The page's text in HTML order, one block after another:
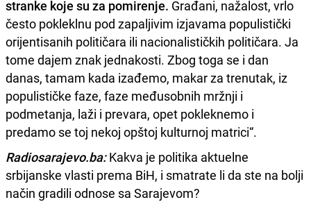
stranke koje su za pomirenje. Građani, nažalost, vrlo
često pokleklnu pod zapaljivim izjavama populistički
orijentisanih političara ili nacionalističkih političara. Ja
tome dajem znak jednakosti. Zbog toga se i dan
danas, tamam kada izađemo, makar za trenutak, iz
populističke faze, faze međusobnih mržnji i
podmetanja, laži i prevara, opet pokleknemo i
predamo se toj nekoj opštoj kulturnoj matrici“.
Radiosarajevo.ba: Kakva je politika aktuelne
srbijanske vlasti prema BiH, i smatrate li da ste na bolji
način gradili odnose sa Sarajevom?